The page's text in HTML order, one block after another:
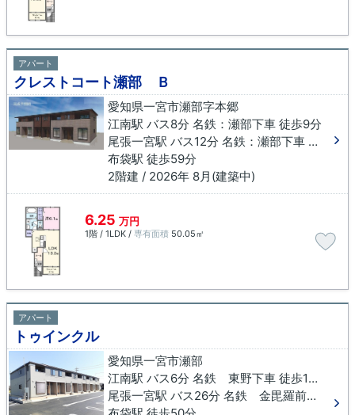
アパート
クレストコート瀬部 Ｂ
愛知県一宮市瀬部字本郷
江南駅 バス8分 名鉄：瀬部下車 徒歩9分
尾張一宮駅 バス12分 名鉄：瀬部下車 徒歩9分
布袋駅 徒歩59分
2階建 / 2026年 8月(建築中)
6.25 万円
1階 / 1LDK / 専有面積 50.05㎡
アパート
トゥインクル
愛知県一宮市瀬部
江南駅 バス6分 名鉄 東野下車 徒歩11分
尾張一宮駅 バス26分 名鉄 金毘羅前下車 徒歩10分